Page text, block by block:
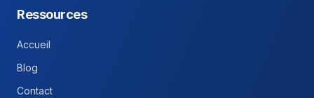
Ressources
Accueil
Blog
Contact